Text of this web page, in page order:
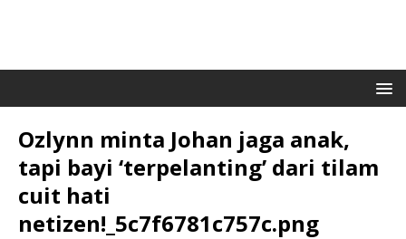
Ozlynn minta Johan jaga anak,
tapi bayi ‘terpelanting’ dari tilam
cuit hati
netizen!_5c7f6781c757c.png